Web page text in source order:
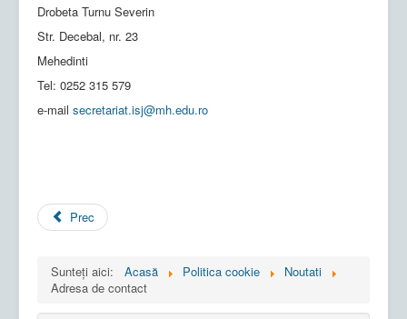
Drobeta Turnu Severin
Str. Decebal, nr. 23
Mehedinti
Tel: 0252 315 579
e-mail secretariat.isj@mh.edu.ro
Prec
Sunteți aici: Acasă Politica cookie
Noutati
Adresa de contact